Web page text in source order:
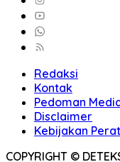
Redaksi
Kontak
Pedoman
Disclaimer
Kebijakan
COPYRIGHT ©